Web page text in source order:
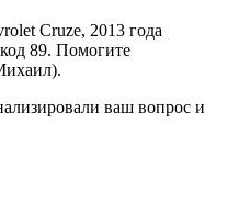
Cruze, 2013 года
89. Помогите
ваш вопрос и